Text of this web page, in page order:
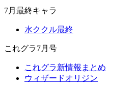
7月最終キャラ
水ククル最終
これグラ7月号
これグラ新情報まとめ
ウィザードオリジン